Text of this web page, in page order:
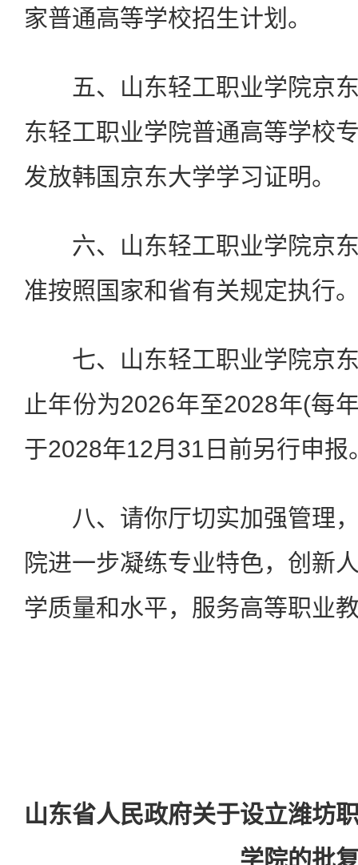
家普通高等学校招生计划。
五、山东轻工职业学院京东
东轻工职业学院普通高等学校
发放韩国京东大学学习证明。
六、山东轻工职业学院京东
准按照国家和省有关规定执行
七、山东轻工职业学院京东
止年份为2026年至2028年(每
于2028年12月31日前另行申报
八、请你厅切实加强管理，
院进一步凝练专业特色，创新
学质量和水平，服务高等职业
山东省人民政府关于设立潍坊
学院的批